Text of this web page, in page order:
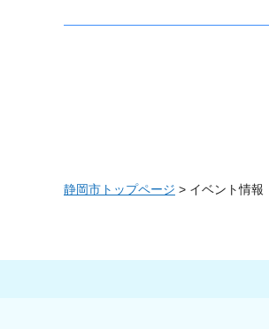
静岡市トップページ > イベント情報